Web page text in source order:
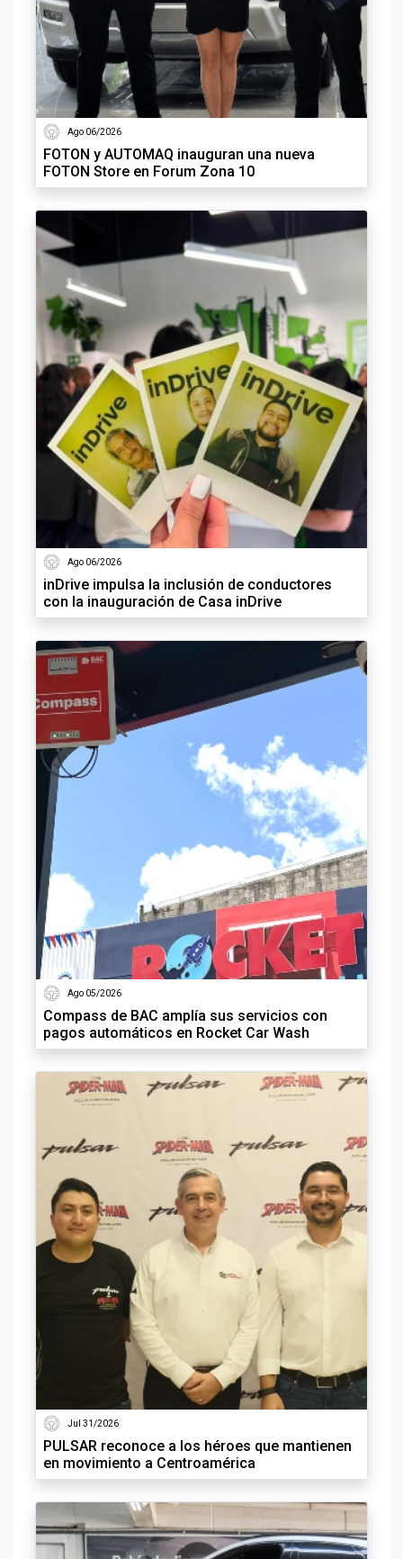
Ago 06/2026
FOTON y AUTOMAQ inauguran una nueva
FOTON Store en Forum Zona 10
Ago 06/2026
inDrive impulsa la inclusión de conductores
con la inauguración de Casa inDrive
Ago 05/2026
Compass de BAC amplía sus servicios con
pagos automáticos en Rocket Car Wash
Jul 31/2026
PULSAR reconoce a los héroes que mantienen
en movimiento a Centroamérica